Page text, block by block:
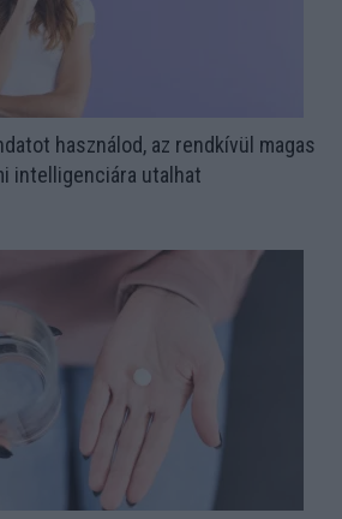
használod, az rendkívül magas
intelligenciára utalhat